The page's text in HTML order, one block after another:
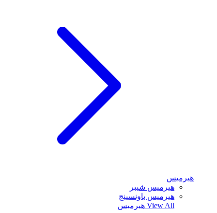
هيرميس
هيرميس شيبر
هيرميس باونسينج
View All هيرميس